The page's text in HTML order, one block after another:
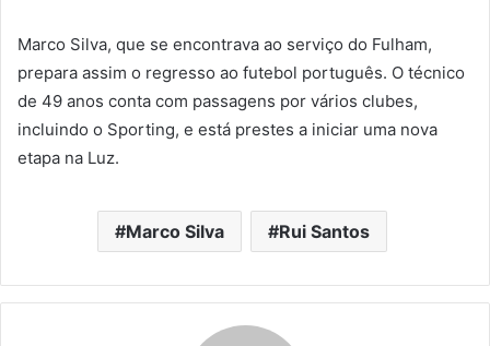
Marco Silva, que se encontrava ao serviço do Fulham,
prepara assim o regresso ao futebol português. O técnico
de 49 anos conta com passagens por vários clubes,
incluindo o Sporting, e está prestes a iniciar uma nova
etapa na Luz.
Marco Silva Rui Santos